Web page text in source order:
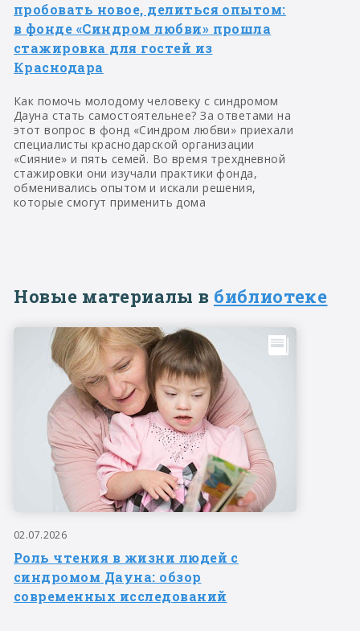
пробовать новое, делиться опытом:
в фонде «Синдром любви» прошла
стажировка для гостей из
Краснодара
Как помочь молодому человеку с синдромом
Дауна стать самостоятельнее? За ответами на
этот вопрос в фонд «Синдром любви» приехали
специалисты краснодарской организации
«Сияние» и пять семей. Во время трехдневной
стажировки они изучали практики фонда,
обменивались опытом и искали решения,
которые смогут применить дома
Новые материалы в библиотеке
02.07.2026
Роль чтения в жизни людей с
синдромом Дауна: обзор
современных исследований